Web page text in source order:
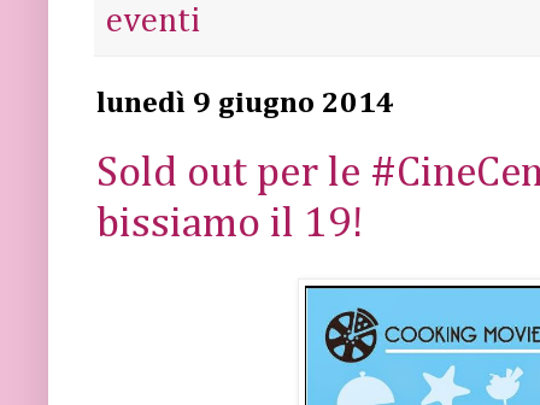
eventi
lunedì 9 giugno 2014
Sold out per le
bissiamo il 19!